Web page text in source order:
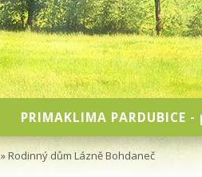
PRIMAKLIMA PARDUBICE -
» Rodinný dům Lázně Bohdaneč